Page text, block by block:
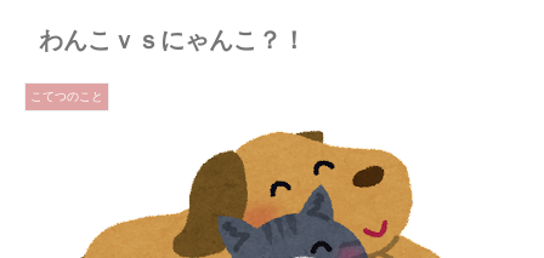
わんこｖｓにゃんこ？！
こてつのこと